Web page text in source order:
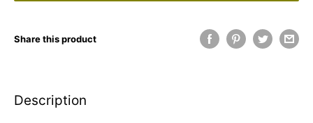
Share this product
Description